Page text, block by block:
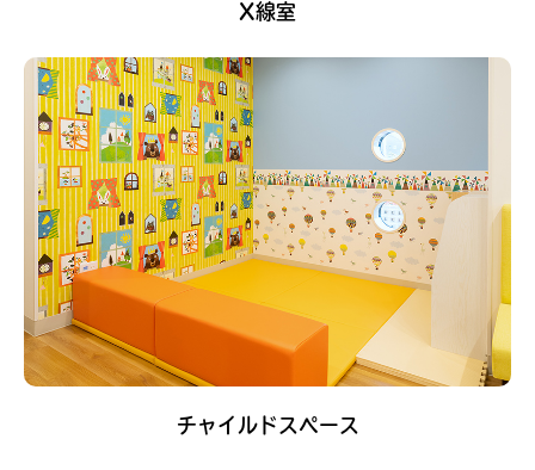
X線室
チャイルドスペース